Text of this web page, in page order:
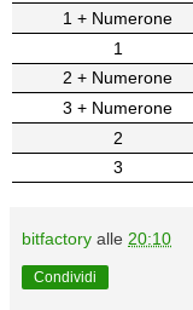
1 + Numerone
1
2 + Numerone
3 + Numerone
2
3
bitfactory alle 20:10
Condividi